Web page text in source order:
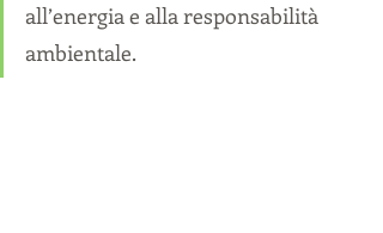
all’energia e alla responsabilità
ambientale.